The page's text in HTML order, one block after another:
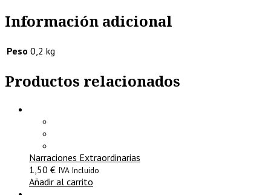
Información adicional
Peso 0,2 kg
Productos relacionados
Narraciones Extraordinarias
1,50 € IVA Incluido
Añadir al carrito